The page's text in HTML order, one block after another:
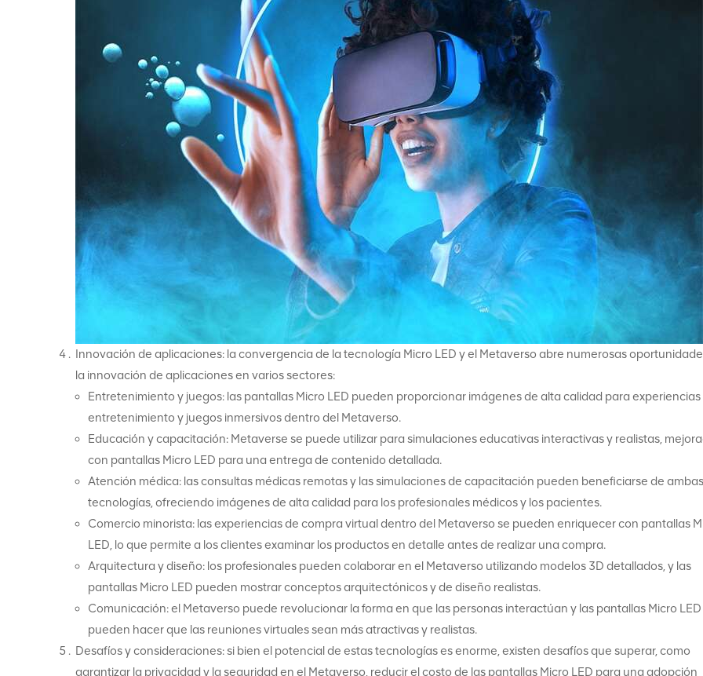
Innovación de aplicaciones: la convergencia de la tecnología Micro LED y el Metaverso abre numerosas
la innovación de aplicaciones en varios sectores:
Entretenimiento y juegos: las pantallas Micro LED pueden proporcionar imágenes de alta calidad para experiencias
entretenimiento y juegos inmersivos dentro del Metaverso.
Educación y capacitación: Metaverse se puede utilizar para simulaciones educativas interactivas y realistas,
con pantallas Micro LED para una entrega de contenido detallada.
Atención médica: las consultas médicas remotas y las simulaciones de capacitación pueden beneficiarse de ambas
tecnologías, ofreciendo imágenes de alta calidad para los profesionales médicos y los pacientes.
Comercio minorista: las experiencias de compra virtual dentro del Metaverso se pueden enriquecer con pantallas
LED, lo que permite a los clientes examinar los productos en detalle antes de realizar una compra.
Arquitectura y diseño: los profesionales pueden colaborar en el Metaverso utilizando modelos 3D detallados, y las
pantallas Micro LED pueden mostrar conceptos arquitectónicos y de diseño realistas.
Comunicación: el Metaverso puede revolucionar la forma en que las personas interactúan y las pantallas Micro LED
pueden hacer que las reuniones virtuales sean más atractivas y realistas.
Desafíos y consideraciones: si bien el potencial de estas tecnologías es enorme, existen desafíos que superar, como
garantizar la privacidad y la seguridad en el Metaverso, reducir el costo de las pantallas Micro LED para una adopción